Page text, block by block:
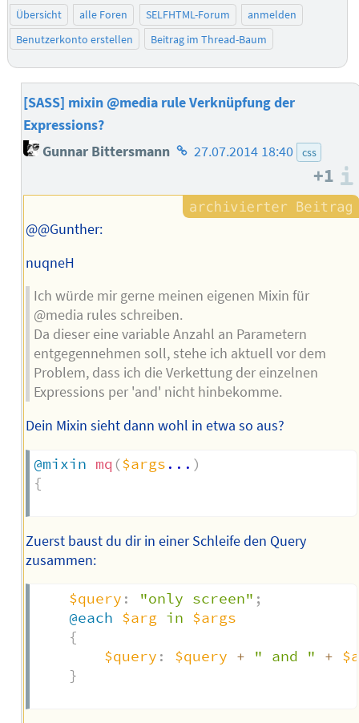
Übersicht alle Foren SELFHTML-Forum
anmelden
Benutzerkonto erstellen
Beitrag im Thread-Baum
[SASS] mixin @media rule Verknüpfung der
Expressions?
Gunnar Bittersmann Homepage
Autors
27.07.2014 18:40 css
+1
@@Gunther:
nuqneH
Ich würde mir gerne meinen eigenen Mixin für
@media rules schreiben.
Da dieser eine variable Anzahl an Parametern
entgegennehmen soll, stehe ich aktuell vor dem
Problem, dass ich die Verkettung der einzelnen
Expressions per 'and' nicht hinbekomme.
Dein Mixin sieht dann wohl in etwa so aus?
@mixin mq ($args ... )
{
Zuerst baust du dir in einer Schleife den Query
zusammen:
$query : "only screen" ;
@each $arg in $args
{
$query : $query + " and " +
}